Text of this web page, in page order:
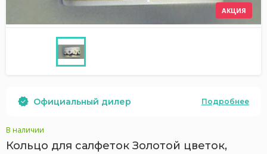
АКЦИЯ
Официальный дилер Подробнее
В наличии
Кольцо для салфеток Золотой цветок,